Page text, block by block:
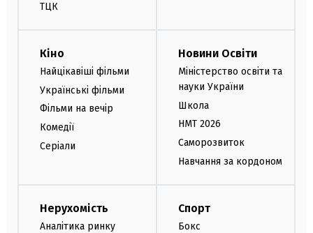
ТЦК
Кіно
Найцікавіші фільми
Українські фільми
Фільми на вечір
Комедії
Серіали
Новини Освіти
Міністерство освіти та
науки України
Школа
НМТ 2026
Саморозвиток
Навчання за кордоном
Нерухомість
Аналітика ринку
Спорт
Бокс